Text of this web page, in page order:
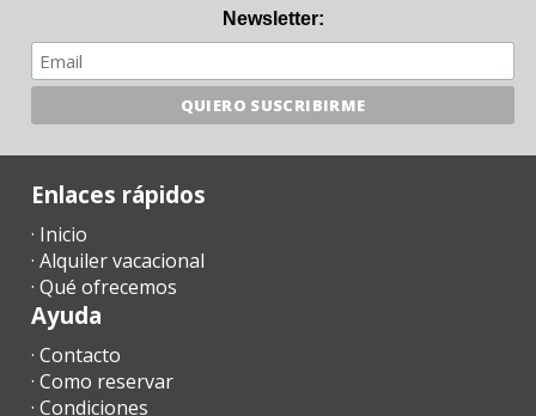
Newsletter:
Enlaces rápidos
· Inicio
· Alquiler vacacional
· Qué ofrecemos
Ayuda
· Contacto
· Como reservar
· Condiciones